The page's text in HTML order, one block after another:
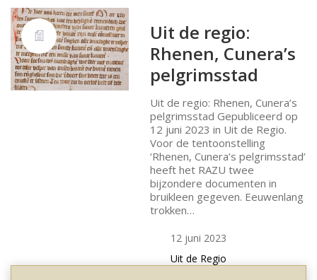
Uit de regio:
Rhenen, Cunera’s
pelgrimsstad
Uit de regio: Rhenen, Cunera’s
pelgrimsstad Gepubliceerd op
12 juni 2023 in Uit de Regio.
Voor de tentoonstelling
‘Rhenen, Cunera’s pelgrimsstad’
heeft het RAZU twee
bijzondere documenten in
bruikleen gegeven. Eeuwenlang
trokken…
12 juni 2023
Uit de Regio